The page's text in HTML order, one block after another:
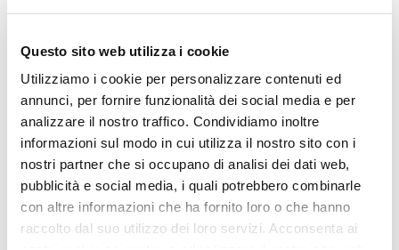
Questo sito web utilizza i cookie
Utilizziamo i cookie per personalizzare contenuti ed
annunci, per fornire funzionalità dei social media e per
analizzare il nostro traffico. Condividiamo inoltre
informazioni sul modo in cui utilizza il nostro sito con i
nostri partner che si occupano di analisi dei dati web,
pubblicità e social media, i quali potrebbero combinarle
con altre informazioni che ha fornito loro o che hanno
raccolto dal suo utilizzo dei loro servizi. Acconsenta ai
nostro negozio non saranno disponibili per la
da OTTICA DIOPTER
Showing the single result
Sold out